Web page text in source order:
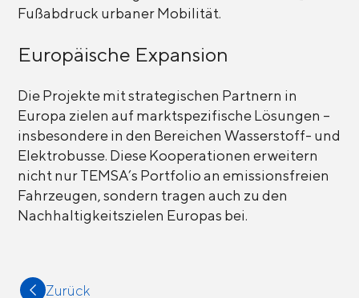
Fußabdruck urbaner Mobilität.
Europäische Expansion
Die Projekte mit strategischen Partnern in
Europa zielen auf marktspezifische Lösungen –
insbesondere in den Bereichen Wasserstoff- und
Elektrobusse. Diese Kooperationen erweitern
nicht nur TEMSA’s Portfolio an emissionsfreien
Fahrzeugen, sondern tragen auch zu den
Nachhaltigkeitszielen Europas bei.
Zurück